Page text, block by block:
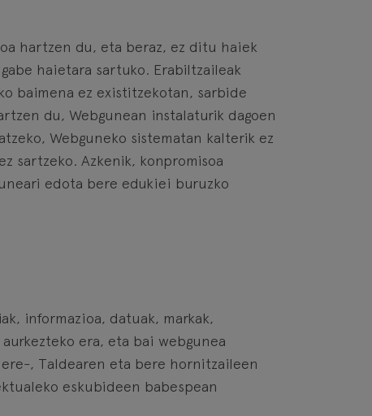
hartzen du, eta beraz, ez ditu haiek
haietara sartuko. Erabiltzaileak
baimena ez existitzekotan, sarbide
du, Webgunean instalaturik dagoen
Webguneko sistematan kalterik ez
sartzeko. Azkenik, konpromisoa
edota bere edukiei buruzko
informazioa, datuak, markak,
era, eta bai webgunea
, Taldearen eta bere hornitzaileen
eskubideen babespean